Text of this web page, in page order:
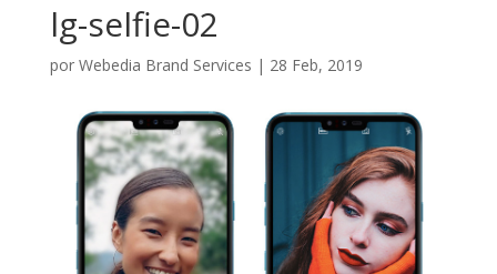
lg-selfie-02
por Webedia Brand Services | 28 Feb, 2019